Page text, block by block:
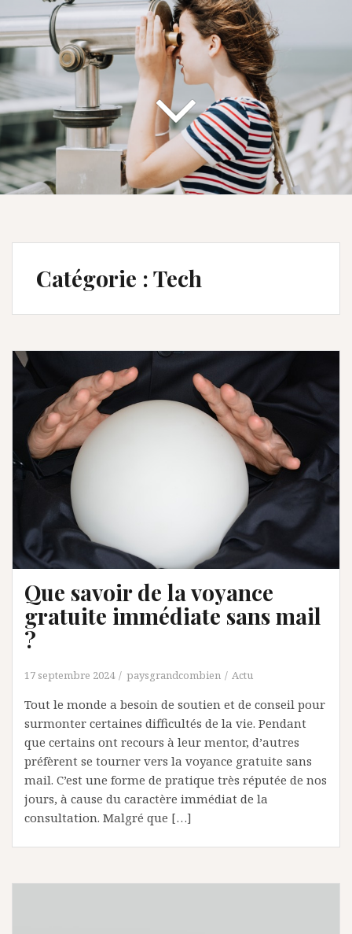
Catégorie :Tech
Que savoir de la voyance
gratuite immédiate sans mail
?
17 septembre 2024 paysgrandcombien Actu
Tout le monde a besoin de soutien et de conseil pour
surmonter certaines difficultés de la vie. Pendant
que certains ont recours à leur mentor, d’autres
préfèrent se tourner vers la voyance gratuite sans
mail. C’est une forme de pratique très réputée de nos
jours, à cause du caractère immédiat de la
consultation. Malgré que […]